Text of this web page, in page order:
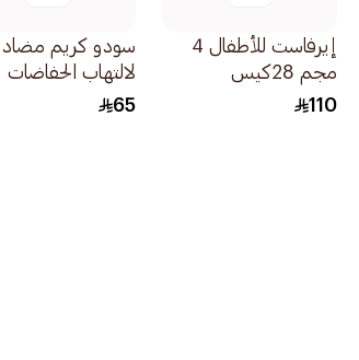
إيرفاست للأطفال 4
مجم 28كيس
110
سودو كريم مضاد
لالتهاب الحفاضات
250جرام
65